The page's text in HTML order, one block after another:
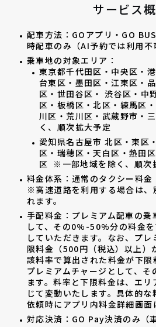
サービス
配車方法：GOアプリ・GO
時配車のみ（AI予約では利用不
乗車地の対象エリア：
東京都千代田区・中央区・
台東区・墨田区・江東区・
区・世田谷区・ 渋谷区・中
区・板橋区・北区・練馬区
川区・荒川区・武蔵野市・
く、順次拡大予定
愛知県名古屋市 北区・東区
区・瑞穂区・天白区・熱田
区 ※一部地域を除く、順次
料金体系：通常のタクシー料
※高速道路を利用する場合は、
れます。
手配料金：プレミアム配車の乗
して、その0%-50%分の料金
していただきます。なお、プ
限料金（500円（税込）以上）
該料率で算出された料金が下限
プレミアムチャージとして、そ
ます。料率と下限料金は、エ
じて変動いたします。具体的
依頼時にアプリ内料金詳細画面
対応決済：GO Pay決済のみ（